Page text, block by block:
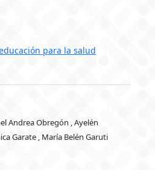
para la salud
Andrea Obregón , Ayelén
Garate , María Belén Garuti